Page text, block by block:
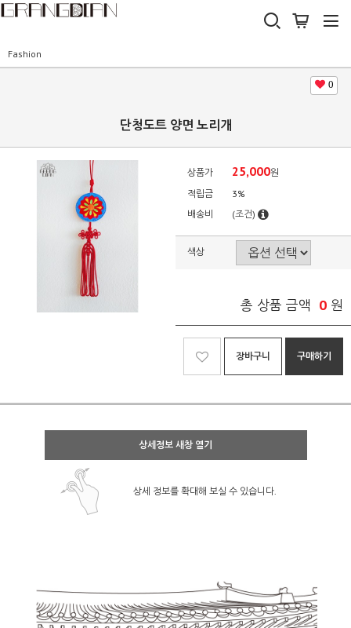
Fashion
0
단청도트 양면 노리개
상품가 25,000원
적립금
3%
배송비
(조건)
색상
총 상품 금액 0 원
장바구니 구매하기
상세정보 새창 열기
상세 정보를 확대해 보실 수 있습니다.